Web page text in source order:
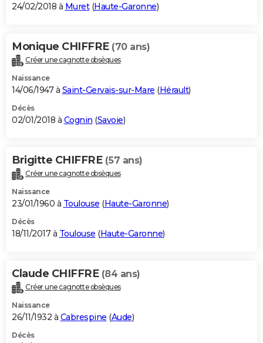
24/02/2018 à Muret(Haute-Garonne)
Monique CHIFFRE (70 ans)
Créer une cagnotte obsèques
Naissance
14/06/1947 à Saint-Gervais-sur-Mare (Hérault)
Décès
02/01/2018 à Cognin (Savoie)
Brigitte CHIFFRE (57 ans)
Créer une cagnotte obsèques
Naissance
23/01/1960 à Toulouse (Haute-Garonne)
Décès
18/11/2017 à Toulouse (Haute-Garonne)
Claude CHIFFRE (84 ans)
Créer une cagnotte obsèques
Naissance
26/11/1932 à Cabrespine (Aude)
Décès